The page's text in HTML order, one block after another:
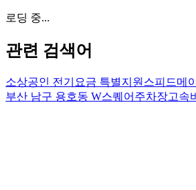
로딩 중...
관련 검색어
소상공인 전기요금 특별지원 스피드메
부산 남구 용호동 W스퀘어주차장고속